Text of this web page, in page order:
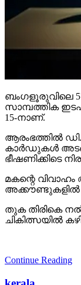
ബംഗളൂരുവിലെ 57
സാമ്പത്തിക
15-നാണ്.
ആരംഭത്തില്‍
കാര്‍ഡുകള്‍
ഭീഷണിക്കിടെ
മകന്റെ
അക്കൗണ്ടുകളില്‍
തുക തിരികെ
ചികിത്സയില്‍
Continue Reading